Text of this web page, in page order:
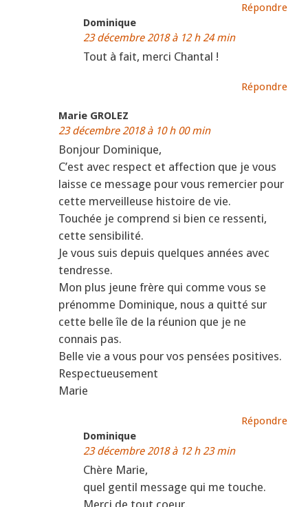
Répondre
Dominique
23 décembre 2018 à 12 h 24 min
Tout à fait, merci Chantal !
Répondre
Marie GROLEZ
23 décembre 2018 à 10 h 00 min
Bonjour Dominique,
C’est avec respect et affection que je vous
laisse ce message pour vous remercier pour
cette merveilleuse histoire de vie.
Touchée je comprend si bien ce ressenti,
cette sensibilité.
Je vous suis depuis quelques années avec
tendresse.
Mon plus jeune frère qui comme vous se
prénomme Dominique, nous a quitté sur
cette belle île de la réunion que je ne
connais pas.
Belle vie a vous pour vos pensées positives.
Respectueusement
Marie
Répondre
Dominique
23 décembre 2018 à 12 h 23 min
Chère Marie,
quel gentil message qui me touche.
Merci de tout coeur.